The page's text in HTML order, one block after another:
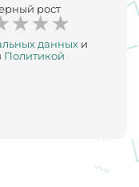
рост
данных и
Политикой